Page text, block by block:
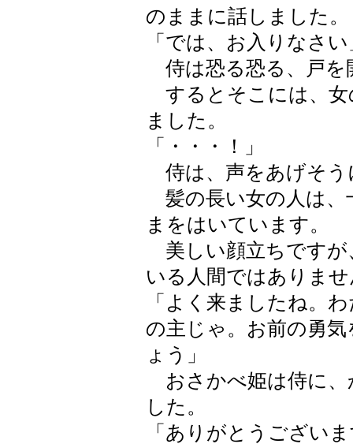
のままに話しました。
「では、お入りなさい
侍は恐る恐る、戸を
するとそこには、女
ました。
「・・・！」
侍は、声をあげそう
髪の長い女の人は、
まをはいています。
美しい顔立ちですが
いる人間ではありま
「よく来ましたね。
の主じゃ。お前の勇
ょう」
おさかべ姫は侍に、
した。
「ありがとうござい